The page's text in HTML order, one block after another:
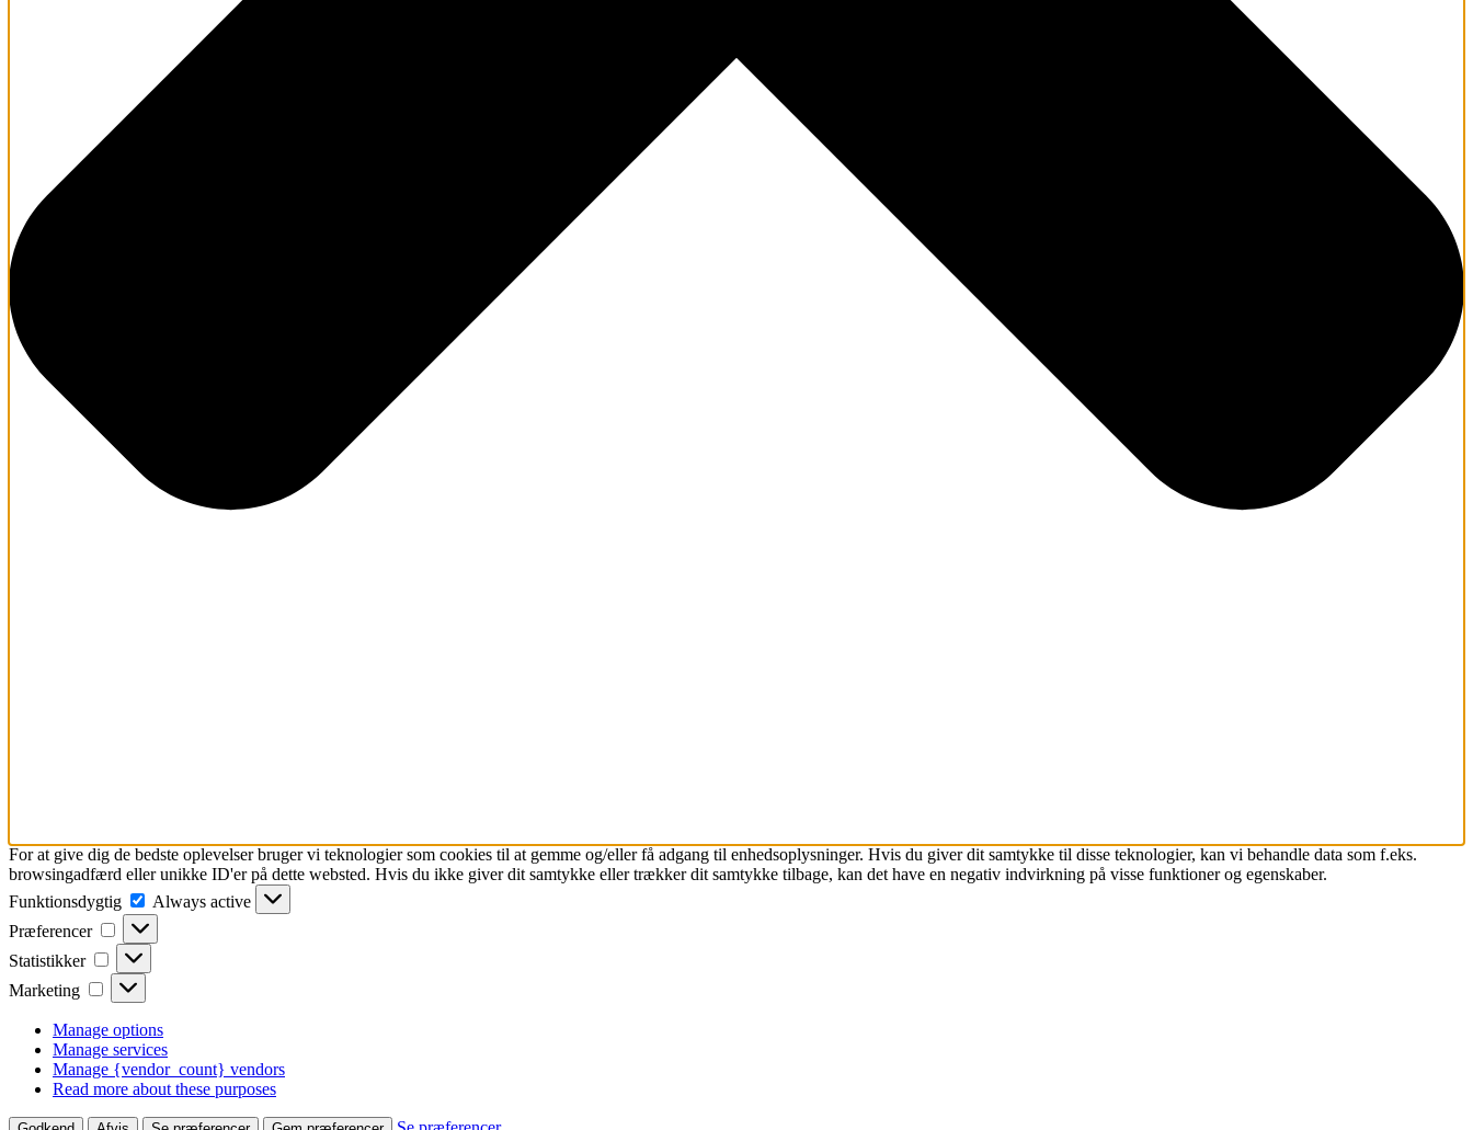
For at give dig de bedste oplevelser bruger vi teknologier som cookies til at gemme og/eller få adgang til enhedsoplysninger. Hvis du giver dit samtykke til disse teknologier, kan vi behandle data som f.eks.
browsingadfærd eller unikke ID'er på dette websted. Hvis du ikke giver dit samtykke eller trækker dit samtykke tilbage, kan det have en negativ indvirkning på visse funktioner og egenskaber.
Funktionsdygtig
Funktionsdygtig
Always active
Præferencer
Præferencer
Statistikker Statistikker
Marketing Marketing
Manage options
Manage services
Manage {vendor_count} vendors
Read more about these purposes